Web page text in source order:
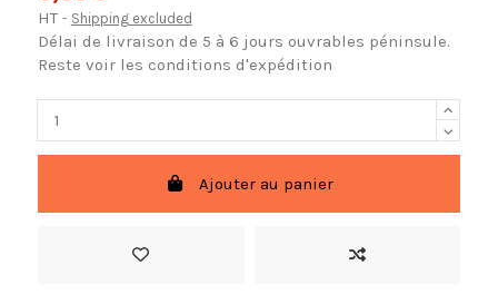
HT Shipping excluded
Délai de livraison de 5 à 6 jours ouvrables péninsule.
Reste voir les conditions d'expédition
Ajouter au panier